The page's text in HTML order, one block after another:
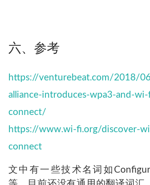
比如在用户家偷偷放置一个收集设
网络。
六、参考
https://venturebeat.com/2018/
alliance-introduces-wpa3-and-wi-